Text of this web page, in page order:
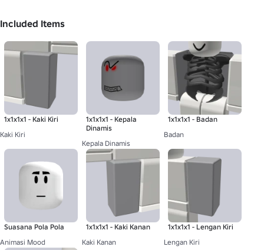
Included Items
1x1x1x1 - Kaki Kiri
Kaki Kiri
1x1x1x1 - Kepala
Dinamis
Kepala Dinamis
1x1x1x1 - Badan
Badan
Suasana Pola Pola
Animasi Mood
1x1x1x1 - Kaki Kanan
Kaki Kanan
1x1x1x1 - Lengan Kiri
Lengan Kiri